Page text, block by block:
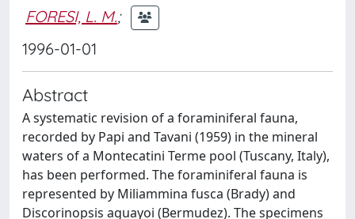
FORESI, L. M.;
1996-01-01
Abstract
A systematic revision of a foraminiferal fauna,
recorded by Papi and Tavani (1959) in the mineral
waters of a Montecatini Terme pool (Tuscany, Italy),
has been performed. The foraminiferal fauna is
represented by Miliammina fusca (Brady) and
Discorinopsis aguayoi (Bermudez). The specimens